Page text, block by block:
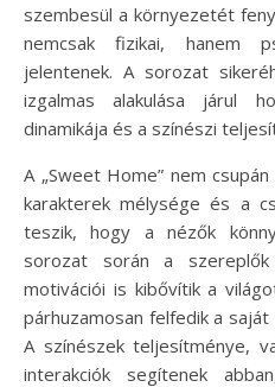
szembesül a környezetét
nemcsak fizikai, hanem
jelentenek. A sorozat
izgalmas alakulása járul
dinamikája és a színészi
A „Sweet Home” nem
karakterek mélysége és a
teszik, hogy a nézők
sorozat során a
motivációi is kibővítik a
párhuzamosan felfedik a
A színészek teljesítménye,
interakciók segítenek